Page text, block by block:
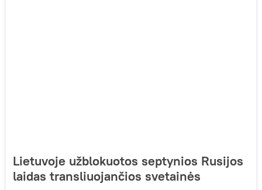
Lietuvoje užblokuotos septynios Rusijos
laidas transliuojančios svetainės